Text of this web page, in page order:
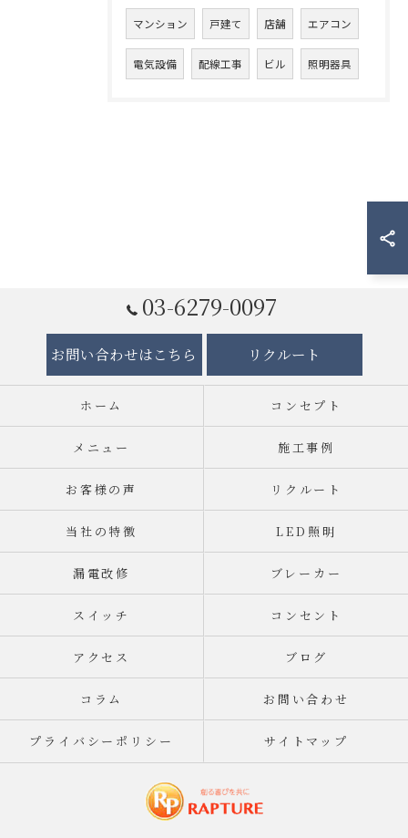
マンション 戸建て 店舗 エアコン
電気設備 配線工事 ビル 照明器具
03-6279-0097
お問い合わせはこちら リクルート
ホーム コンセプト
メニュー 施工事例
お客様の声 リクルート
当社の特徴 LED照明
漏電改修 ブレーカー
スイッチ コンセント
アクセス ブログ
コラム お問い合わせ
プライバシーポリシー サイトマップ